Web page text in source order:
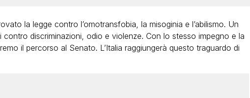
la legge contro l’omotransfobia, la misoginia e l’abilismo. Un
contro discriminazioni, odio e violenze. Con lo stesso impegno e la
il percorso al Senato. L’Italia raggiungerà questo traguardo di